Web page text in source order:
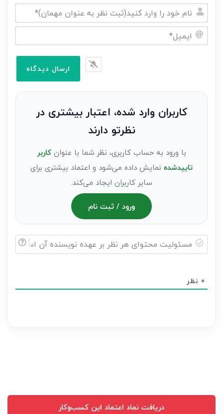
نام
خود
نظر
کاربران وارد شده، اعتبار بیشتری در
نظرتو دارند
با ورود به حساب کاربری، نظر شما با عنوانکاربر
تاییدشده نمایش داده می‌شود و اعتماد بیشتری برای
سایر کاربران ایجاد می‌کند.
ورود / ثبت نام
هر
0 نظر
دریافت نماد اعتماد این کسب‌وکار